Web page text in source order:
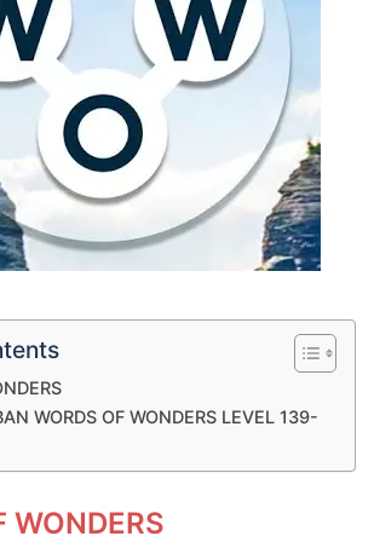
WORDS OF WONDERS LEVEL 139-
WONDERS